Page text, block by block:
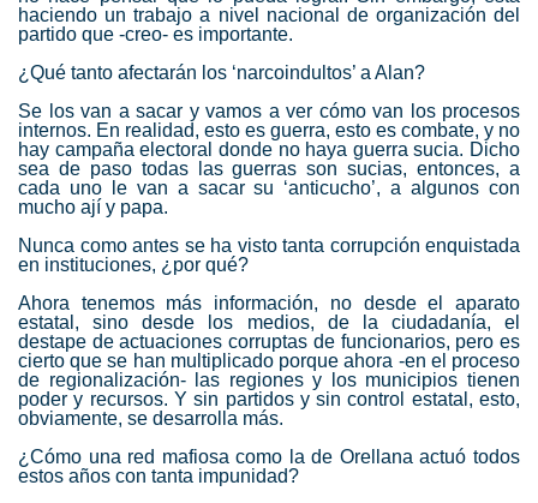
haciendo un trabajo a nivel nacional de organización del
partido que -creo- es importante.
¿Qué tanto afectarán los ‘narcoindultos’ a Alan?
Se los van a sacar y vamos a ver cómo van los procesos
internos. En realidad, esto es guerra, esto es combate, y no
hay campaña electoral donde no haya guerra sucia. Dicho
sea de paso todas las guerras son sucias, entonces, a
cada uno le van a sacar su ‘anticucho’, a algunos con
mucho ají y papa.
Nunca como antes se ha visto tanta corrupción enquistada
en instituciones, ¿por qué?
Ahora tenemos más información, no desde el aparato
estatal, sino desde los medios, de la ciudadanía, el
destape de actuaciones corruptas de funcionarios, pero es
cierto que se han multiplicado porque ahora -en el proceso
de regionalización- las regiones y los municipios tienen
poder y recursos. Y sin partidos y sin control estatal, esto,
obviamente, se desarrolla más.
¿Cómo una red mafiosa como la de Orellana actuó todos
estos años con tanta impunidad?